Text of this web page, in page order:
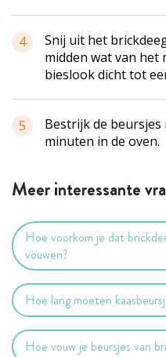
4
Snij uit het
midden wat van het
bieslook dicht tot
5
Bestrijk de
minuten in de oven.
Meer interessante
Hoe voorkom je dat
vouwen?
Hoe lang moeten
Hoe vouw je beursjes van